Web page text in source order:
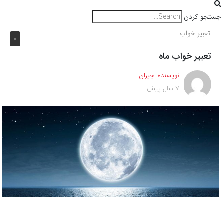
جستجو کردن
0 تعبیر خواب
تعبیر خواب ماه
نویسنده: جیران
7 سال پیش